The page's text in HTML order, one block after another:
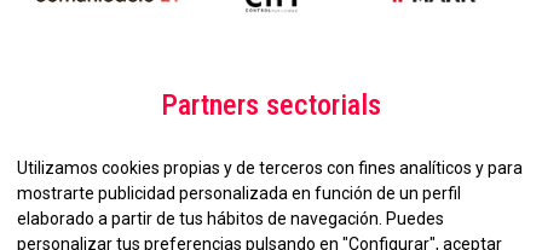
Partners sectorials
Utilizamos cookies propias y de terceros con fines analíticos y para
mostrarte publicidad personalizada en función de un perfil
elaborado a partir de tus hábitos de navegación. Puedes
personalizar tus preferencias pulsando en "Configurar", aceptar